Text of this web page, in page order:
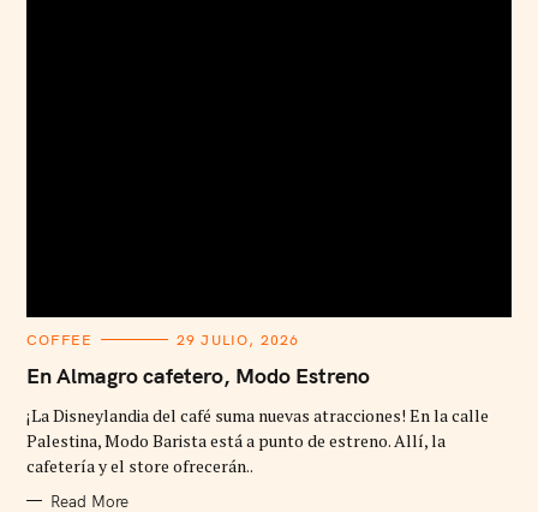
C
T
E
O
R
I
E
COFFEE 29 JULIO, 2026
En Almagro cafetero, Modo Estreno
¡La Disneylandia del café suma nuevas atracciones! En la calle
Palestina, Modo Barista está a punto de estreno. Allí, la
cafetería y el store ofrecerán..
Read More